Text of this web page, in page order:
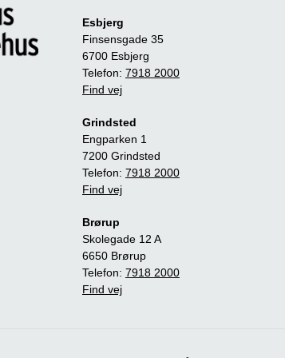
Esbjerg
Finsensgade 35
6700 Esbjerg
Telefon: 7918 2000
Find vej
Grindsted
Engparken 1
7200 Grindsted
Telefon: 7918 2000
Find vej
Brørup
Skolegade 12 A
6650 Brørup
Telefon: 7918 2000
Find vej